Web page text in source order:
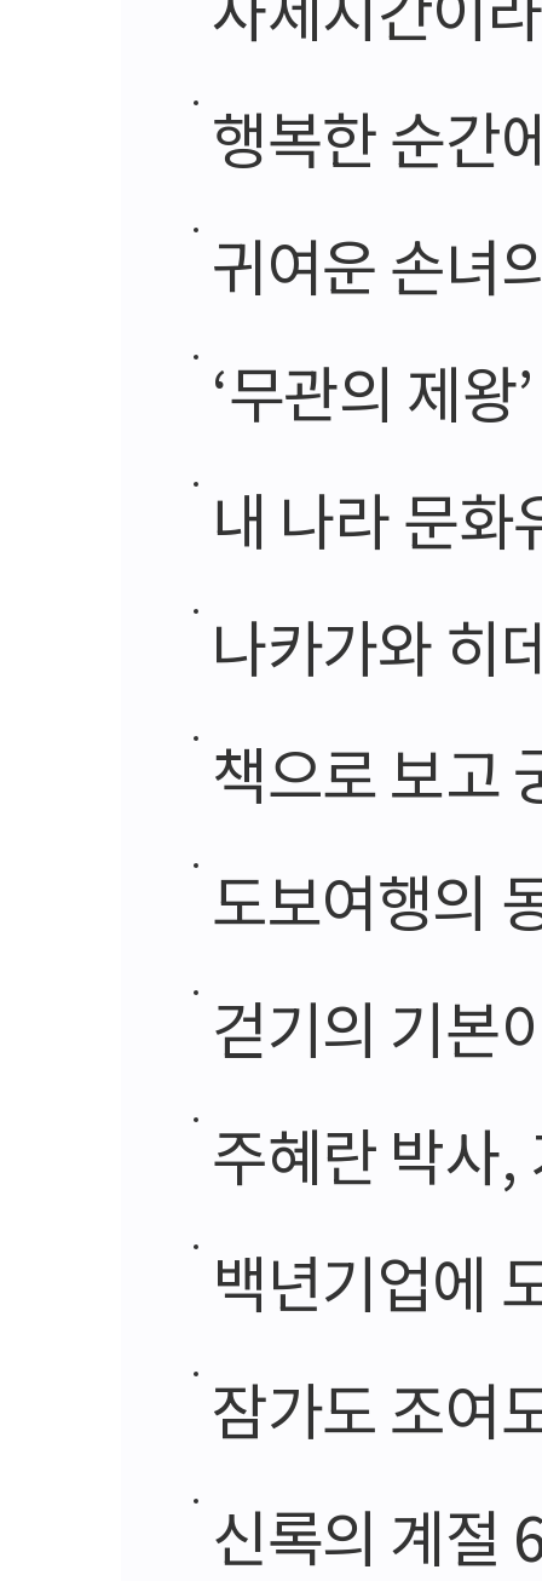
행복한 순간
귀여운 손녀
‘무관의 제
내 나라 문화
나카가와 히데
책으로 보고
도보여행의
걷기의 기본
주혜란 박사, 가수
백년기업에
잠가도 조여
신록의 계절